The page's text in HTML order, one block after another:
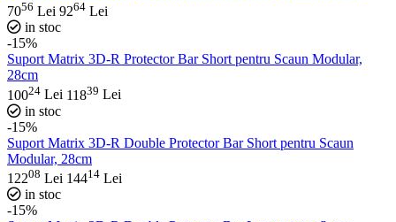
7056 Lei 9264 Lei
in stoc
-15%
Suport Matrix 3D-R Protector Bar Short pentru Scaun Modular,
28cm
10024 Lei 11839 Lei
in stoc
-15%
Suport Matrix 3D-R Double Protector Bar Short pentru Scaun
Modular, 28cm
12208 Lei 14414 Lei
in stoc
-15%